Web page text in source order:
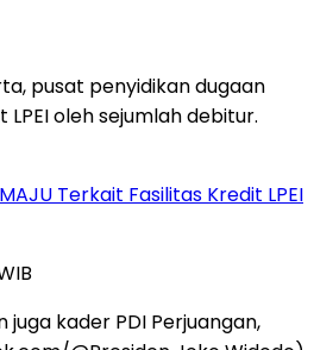
Terkait Fasilitas Kredit LPEI